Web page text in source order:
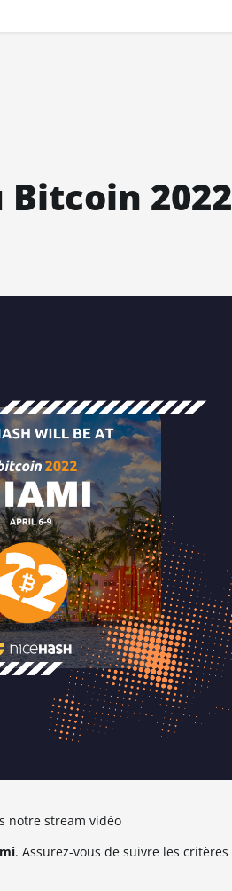
2022
notre stream vidéo
. Assurez-vous de suivre les critères